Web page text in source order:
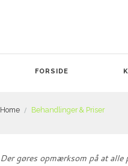
FORSIDE
Home Behandlinger & Priser
Der gøres opmærksom på at